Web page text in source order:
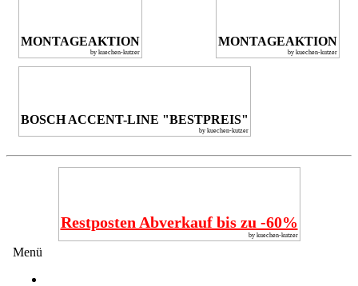
MONTAGEAKTION
by kuechen-kutzer
MONTAGEAKTION
by kuechen-kutzer
BOSCH ACCENT-LINE "BESTPREIS"
by kuechen-kutzer
Restposten Abverkauf bis zu -60%
by kuechen-kutzer
Menü